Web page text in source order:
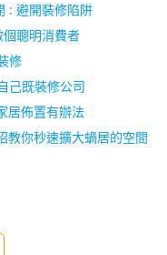
: 避開裝修陷阱
聰明消費者
修
己既裝修公司
居佈置有辦法
教你秒速擴大蝸居的空間